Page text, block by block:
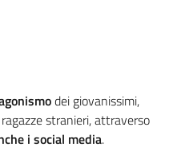
dei giovanissimi,
stranieri, attraverso
i social media.